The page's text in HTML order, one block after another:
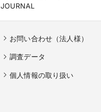
JOURNAL
お問い合わせ（法人様）
調査データ
個人情報の取り扱い